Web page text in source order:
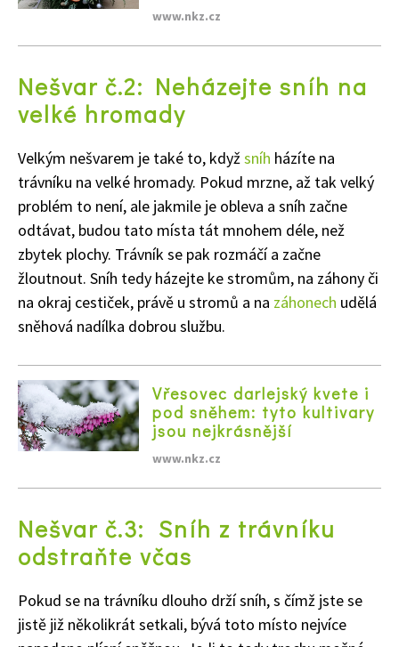
Naše krásná zahrada
www.nkz.cz
Nešvar č.2: Neházejte sníh na
velké hromady
Velkým nešvarem je také to, kdyžsníh házíte na
trávníku na velké hromady. Pokud mrzne, až tak velký
problém to není, ale jakmile je obleva a sníh začne
odtávat, budou tato místa tát mnohem déle, než
zbytek plochy. Trávník se pak rozmáčí a začne
žloutnout. Sníh tedy házejte ke stromům, na záhony či
na okraj cestiček, právě u stromů a na záhonech udělá
sněhová nadílka dobrou službu.
Vřesovec darlejský kvete i
pod sněhem: tyto kultivary
jsou nejkrásnější
www.nkz.cz
Nešvar č.3: Sníh z trávníku
odstraňte včas
Pokud se na trávníku dlouho drží sníh, s čímž jste se
jistě již několikrát setkali, bývá toto místo nejvíce